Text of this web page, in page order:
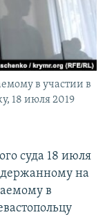
в участии в
18 июля 2019
суда 18 июля
на
в